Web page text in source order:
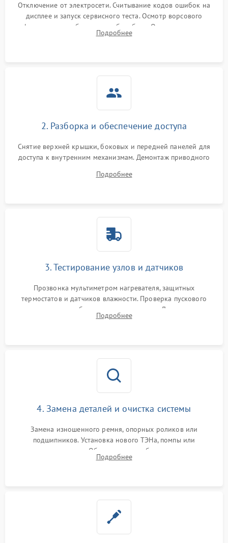
Отключение от электросети. Считывание кодов ошибок на
дисплее и запуск сервисного теста. Осмотр ворсового
фильтра, теплообменника и барабана. Опрос клиента о
неисправностях (не сушит, не крутит барабан, сильно шумит
Подробнее
2. Разборка и обеспечение доступа
Снятие верхней крышки, боковых и передней панелей для
доступа к внутренним механизмам. Демонтаж приводного
Обеспечение свободного доступа к ТЭНу, компрессору,
Подробнее
3. Тестирование узлов и датчиков
Прозвонка мультиметром нагревателя, защитных
термостатов и датчиков влажности. Проверка пускового
конденсатора, обмоток мотора и помпы. Для машин с
тепловым насосом — диагностика работы компрессора и
Подробнее
4. Замена деталей и очистка системы
Замена изношенного ремня, опорных роликов или
подшипников. Установка нового ТЭНа, помпы или
термодатчиков. Обязательная глубокая очистка
конденсатора, крыльчатки вентилятора и воздуховодов от
Подробнее